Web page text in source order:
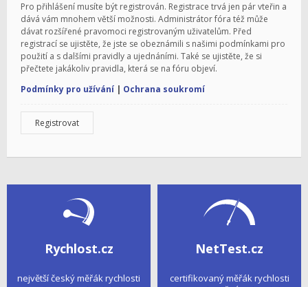
Pro přihlášení musíte být registrován. Registrace trvá jen pár vteřin a
dává vám mnohem větší možnosti. Administrátor fóra též může
dávat rozšířené pravomoci registrovaným uživatelům. Před
registrací se ujistěte, že jste se obeznámili s našimi podmínkami pro
použití a s dalšími pravidly a ujednáními. Také se ujistěte, že si
přečtete jakákoliv pravidla, která se na fóru objeví.
Podmínky pro užívání | Ochrana soukromí
Registrovat
Rychlost.cz
největší český měřák rychlosti
NetTest.cz
certifikovaný měřák rychlosti